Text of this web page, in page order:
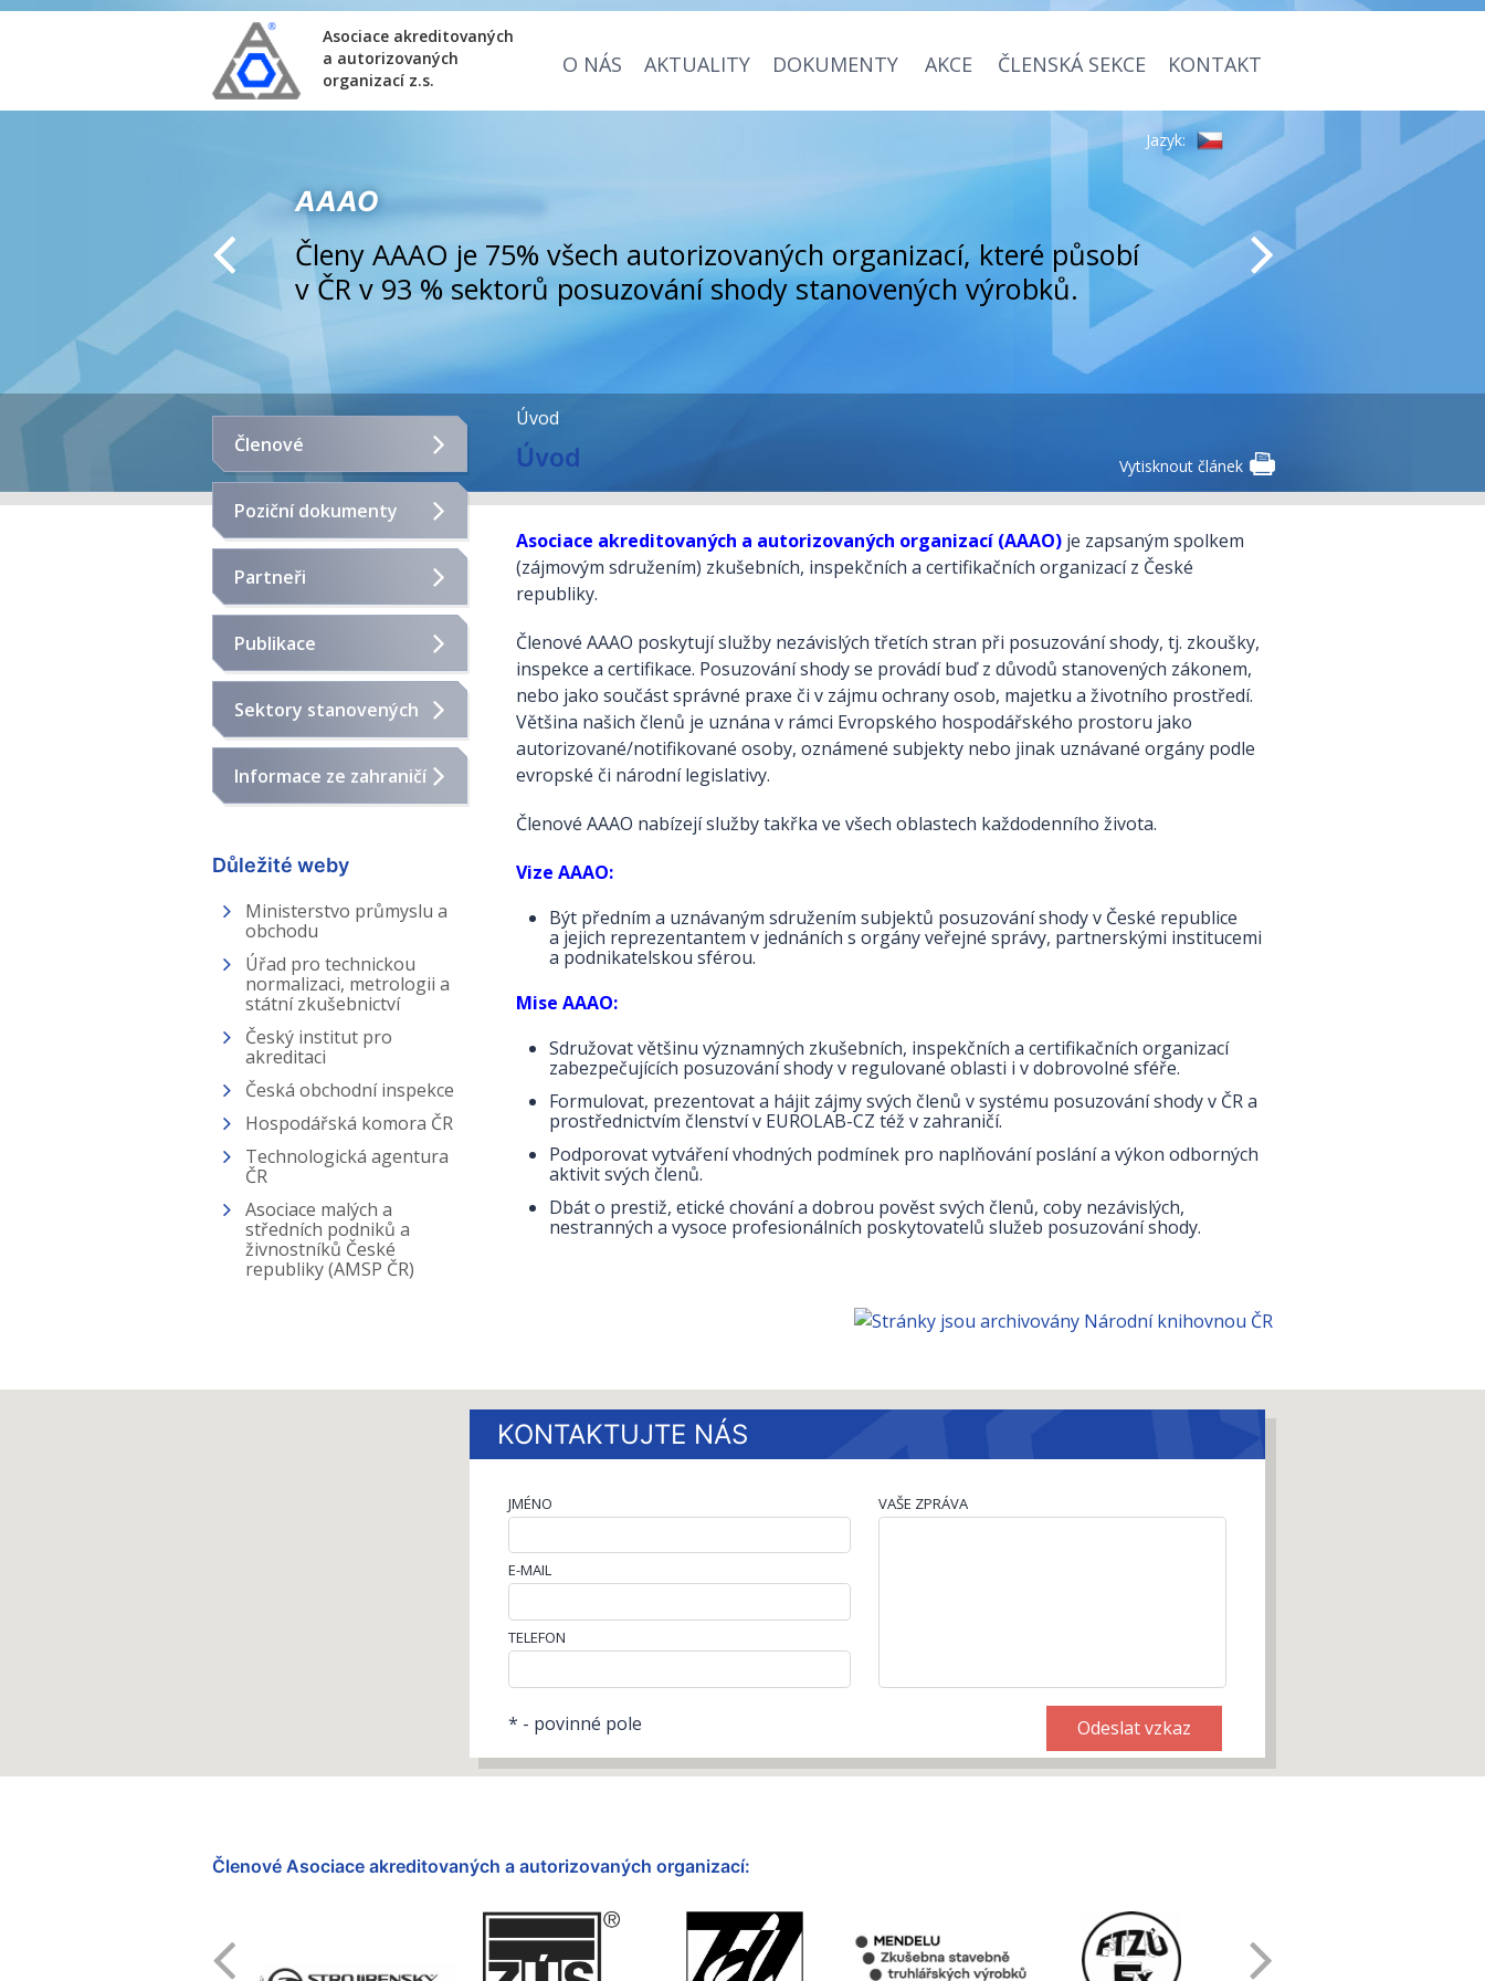
Asociace akreditovaných
a autorizovaných
organizací z.s.
O NÁS AKTUALITY DOKUMENTY AKCE ČLENSKÁ SEKCE KONTAKT
Jazyk:
AAAO
Členy AAAO je 75% všech autorizovaných organizací, které působí
v ČR v 93 % sektorů posuzování shody stanovených výrobků.
Členové
Poziční dokumenty
Partneři
Publikace
Sektory stanovených
výrobků
Informace ze zahraničí
Důležité weby
Ministerstvo průmyslu a
obchodu
Úřad pro technickou
normalizaci, metrologii a
státní zkušebnictví
Český institut pro
akreditaci
Česká obchodní inspekce
Hospodářská komora ČR
Technologická agentura
ČR
Asociace malých a
středních podniků a
živnostníků České
republiky (AMSP ČR)
Úvod
Úvod Vytisknout článek
Asociace akreditovaných a autorizovaných organizací (AAAO) je zapsaným spolkem
(zájmovým sdružením) zkušebních, inspekčních a certifikačních organizací z České
republiky.
Členové AAAO poskytují služby nezávislých třetích stran při posuzování shody, tj. zkoušky,
inspekce a certifikace. Posuzování shody se provádí buď z důvodů stanovených zákonem,
nebo jako součást správné praxe či v zájmu ochrany osob, majetku a životního prostředí.
Většina našich členů je uznána v rámci Evropského hospodářského prostoru jako
autorizované/notifikované osoby, oznámené subjekty nebo jinak uznávané orgány podle
evropské či národní legislativy.
Členové AAAO nabízejí služby takřka ve všech oblastech každodenního života.
Vize AAAO:
Být předním a uznávaným sdružením subjektů posuzování shody v České republice
a jejich reprezentantem v jednáních s orgány veřejné správy, partnerskými institucemi
a podnikatelskou sférou.
Mise AAAO:
Sdružovat většinu významných zkušebních, inspekčních a certifikačních organizací
zabezpečujících posuzování shody v regulované oblasti i v dobrovolné sféře.
Formulovat, prezentovat a hájit zájmy svých členů v systému posuzování shody v ČR a
prostřednictvím členství v EUROLAB-CZ též v zahraničí.
Podporovat vytváření vhodných podmínek pro naplňování poslání a výkon odborných
aktivit svých členů.
Dbát o prestiž, etické chování a dobrou pověst svých členů, coby nezávislých,
nestranných a vysoce profesionálních poskytovatelů služeb posuzování shody.
KONTAKTUJTE NÁS
JMÉNO
E-MAIL
TELEFON
* - povinné pole
VAŠE ZPRÁVA
Členové Asociace akreditovaných a autorizovaných organizací: